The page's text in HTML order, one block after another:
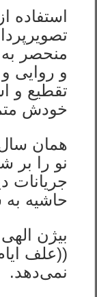
استفاده
منحصر به
و روایی
تقطیع و
خودش
همان
نو را بر
جریانات
حاشیه
بیژن
((علف
نمی‌دهد.